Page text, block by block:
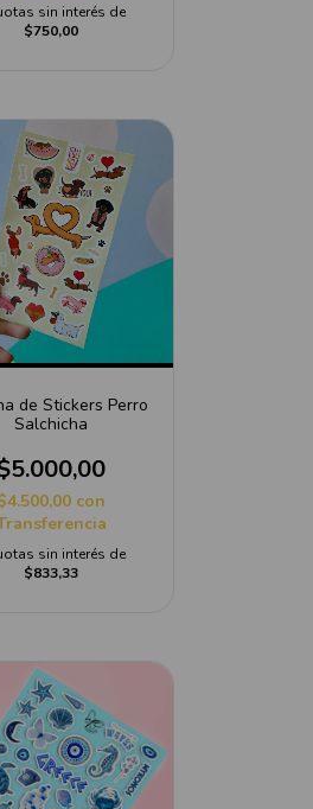
sin interés de
$750,00
de Stickers Perro
Salchicha
con
sin interés de
$833,33